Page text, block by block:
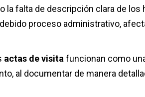
la falta de descripción clara de
proceso administrativo,
actas de visitafuncionan como
al documentar de manera